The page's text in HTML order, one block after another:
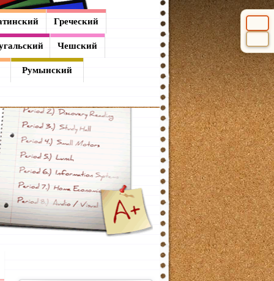
Греческий
Чешский
Румынский